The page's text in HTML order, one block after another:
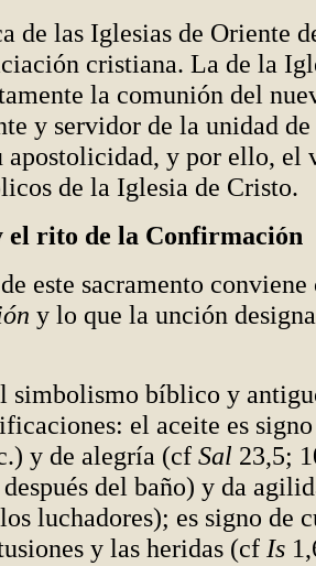
de las Iglesias de Oriente
cristiana. La de la
la comunión del
y servidor de la unidad
apostolicidad, y por ello, el
de la Iglesia de Cristo.
el rito de la Confirmación
este sacramento
y lo que la unción
simbolismo bíblico y
el aceite es
y de alegría (cf Sal 23,5;
del baño) y da
luchadores); es signo de
y las heridas (cf Is